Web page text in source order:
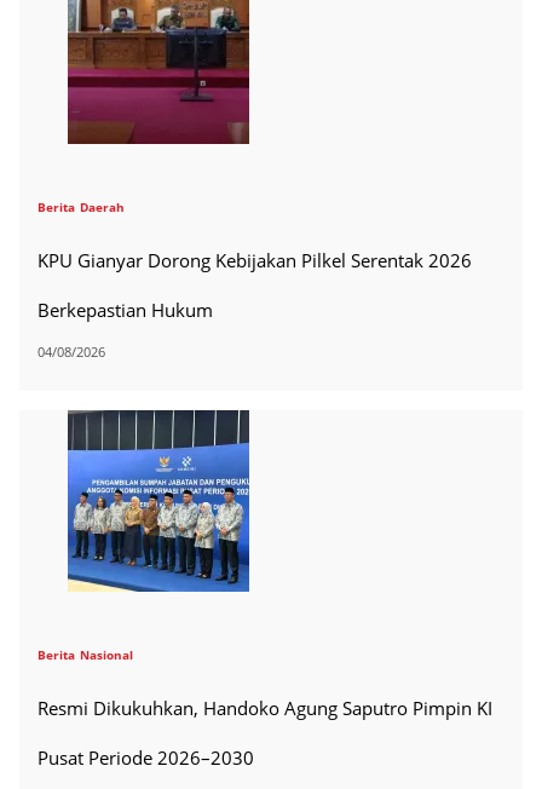
Berita Daerah
KPU Gianyar Dorong Kebijakan Pilkel Serentak 2026
Berkepastian Hukum
04/08/2026
Berita Nasional
Resmi Dikukuhkan, Handoko Agung Saputro Pimpin KI
Pusat Periode 2026–2030